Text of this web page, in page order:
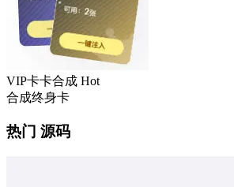
VIP卡卡合成 Hot
合成终身卡
热门 源码